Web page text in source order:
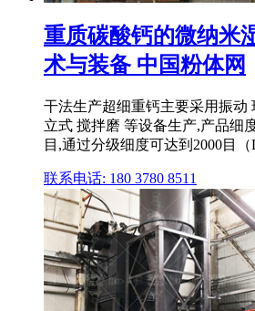
重质碳酸钙的微纳米
术与装备 中国粉体网
干法生产超细重钙主要采用振动
立式 搅拌磨 等设备生产,产品细
目,通过分级细度可达到2000目
联系电话: 180 3780 8511